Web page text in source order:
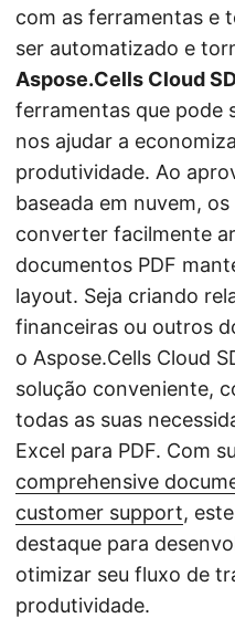
com as ferramentas e
ser automatizado e
Aspose.Cells Cloud
ferramentas que pode
nos ajudar a
produtividade. Ao
baseada em nuvem,
converter facilmente
documentos PDF
layout. Seja criando
financeiras ou outros
o Aspose.Cells Cloud
solução conveniente,
todas as suas
Excel para PDF. Com
comprehensive
customer support,
destaque para
otimizar seu fluxo de
produtividade.